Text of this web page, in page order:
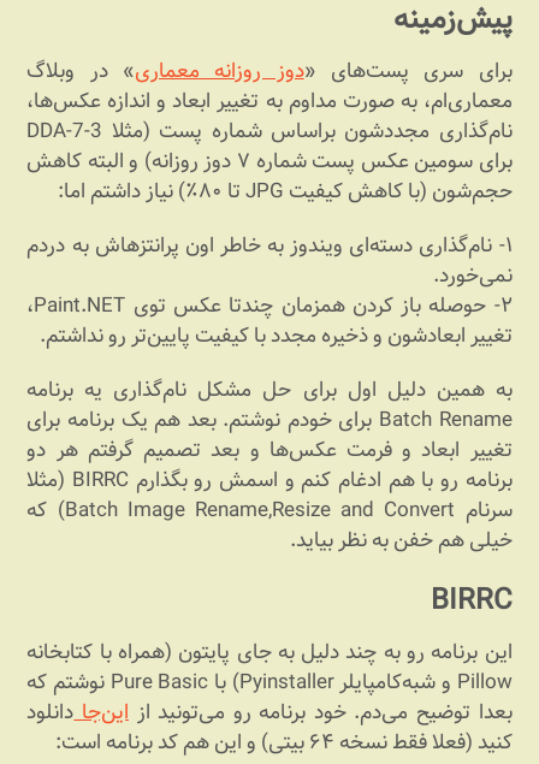
پیش‌زمینه
برای سری پست‌های «دوز روزانه معماری» در وبلاگ
معماری‌ام، به صورت مداوم به تغییر ابعاد و اندازه عکس‌ها،
نام‌گذاری مجددشون براساس شماره پست (مثلا DDA-7-3
برای سومین عکس پست شماره ۷ دوز روزانه) و البته کاهش
حجم‌شون (با کاهش کیفیت JPG تا ۸۰٪) نیاز داشتم اما:
۱- نام‌گذاری دسته‌ای ویندوز به خاطر اون پرانتزهاش به دردم
نمی‌خورد.
۲- حوصله باز کردن همزمان چندتا عکس توی Paint.NET،
تغییر ابعادشون و ذخیره مجدد با کیفیت پایین‌تر رو نداشتم.
به همین دلیل اول برای حل مشکل نام‌گذاری یه برنامه
Batch Rename برای خودم نوشتم. بعد هم یک برنامه برای
تغییر ابعاد و فرمت عکس‌ها و بعد تصمیم گرفتم هر دو
برنامه رو با هم ادغام کنم و اسمش رو بگذارم BIRRC (مثلا
سرنام Batch Image Rename,Resize and Convert) که
خیلی هم خفن به نظر بیاید.
BIRRC
این برنامه رو به چند دلیل به جای پایتون (همراه با کتابخانه
Pillow و شبه‌کامپایلر Pyinstaller) با Pure Basic نوشتم که
بعدا توضیح می‌دم. خود برنامه رو می‌تونید ازاین‌جادانلود
کنید (فعلا فقط نسخه ۶۴ بیتی) و این هم کد برنامه است: